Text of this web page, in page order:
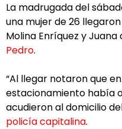
La madrugada del
una mujer de 26
Molina Enríquez y Juana
Pedro.
“Al llegar notaron que
estacionamiento había
acudieron al domicilio
policía capitalina.